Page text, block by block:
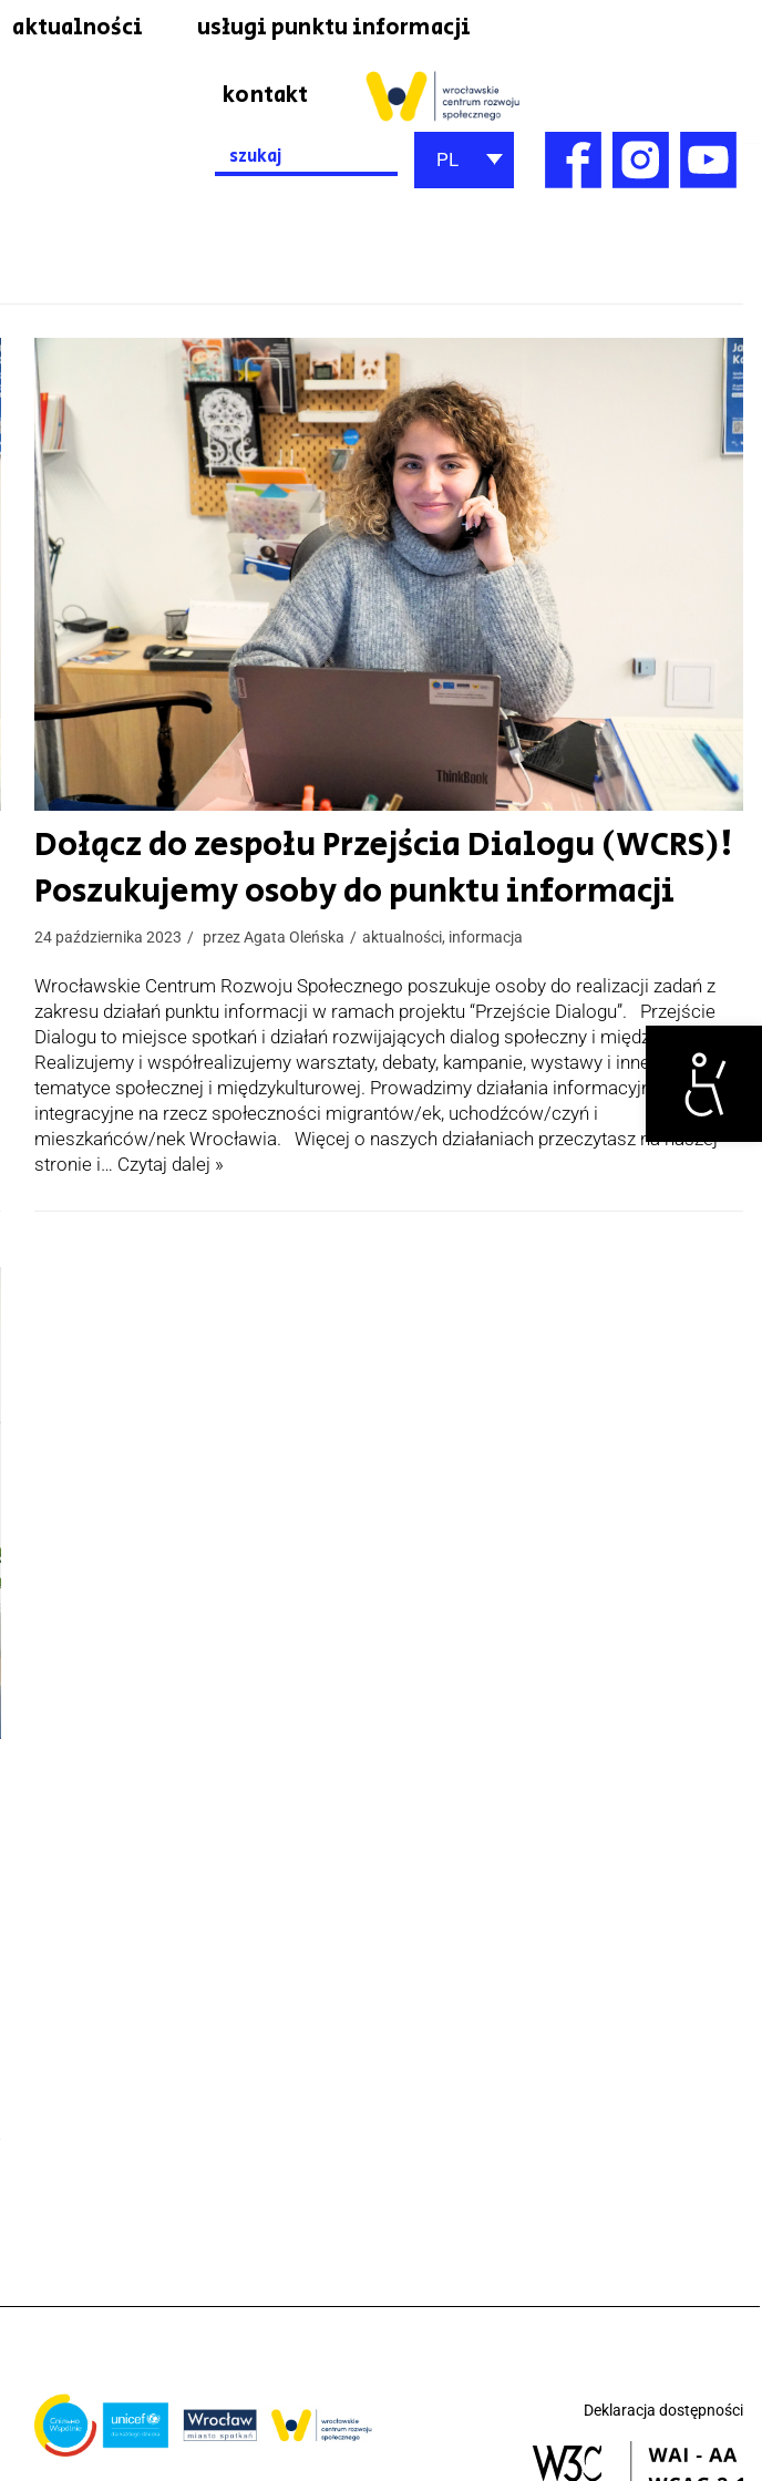
Otwórz
aktualności usługi punktu informacji
kontakt
Search
for:
PL
Dołącz do zespołu Przejścia Dialogu (WCRS)!
Poszukujemy osoby do punktu informacji
24 października 2023 przezAgata Oleńska aktualności, informacja
Wrocławskie Centrum Rozwoju Społecznego poszukuje osoby do realizacji zadań z
zakresu działań punktu informacji w ramach projektu “Przejście Dialogu”. Przejście
Dialogu to miejsce spotkań i działań rozwijających dialog społeczny i międzykulturowy.
Realizujemy i współrealizujemy warsztaty, debaty, kampanie, wystawy i inne działania o
tematyce społecznej i międzykulturowej. Prowadzimy działania informacyjne i
integracyjne na rzecz społeczności migrantów/ek, uchodźców/czyń i
mieszkańców/nek Wrocławia. Więcej o naszych działaniach przeczytasz na naszej
stronie i… Czytaj dalej »
Deklaracja dostępności